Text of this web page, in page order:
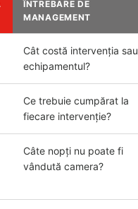
ÎNTREBARE DE
MANAGEMENT
Cât costă intervenția sau
echipamentul?
Ce trebuie cumpărat la
fiecare intervenție?
Câte nopți nu poate fi
vândută camera?